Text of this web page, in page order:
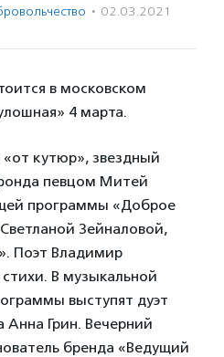
· 02.03.2021
в московском
4 марта.
кутюр», звездный
певцом Митей
программы «Доброе
Зейналовой,
Поэт Владимир
В музыкальной
выступят дуэт
Анна Грин. Вечерний
бренда «Ведущий